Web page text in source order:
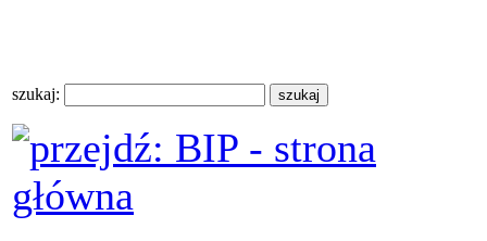
szukaj: